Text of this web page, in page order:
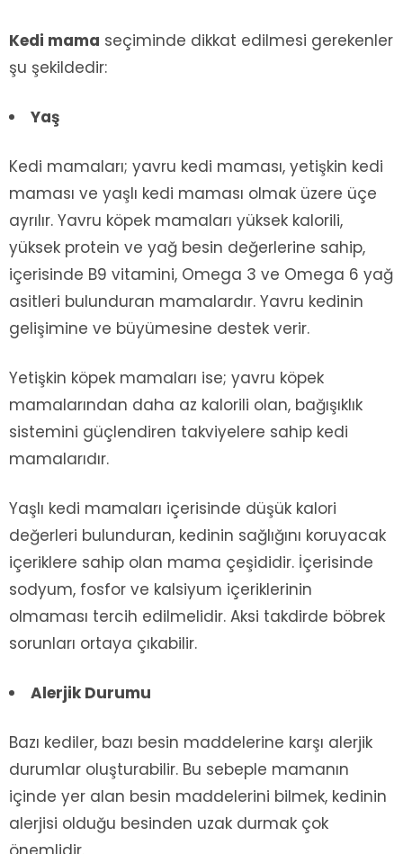
Kedi mama seçiminde dikkat edilmesi gerekenler
şu şekildedir:
Yaş
Kedi mamaları; yavru kedi maması, yetişkin kedi
maması ve yaşlı kedi maması olmak üzere üçe
ayrılır. Yavru köpek mamaları yüksek kalorili,
yüksek protein ve yağ besin değerlerine sahip,
içerisinde B9 vitamini, Omega 3 ve Omega 6 yağ
asitleri bulunduran mamalardır. Yavru kedinin
gelişimine ve büyümesine destek verir.
Yetişkin köpek mamaları ise; yavru köpek
mamalarından daha az kalorili olan, bağışıklık
sistemini güçlendiren takviyelere sahip kedi
mamalarıdır.
Yaşlı kedi mamaları içerisinde düşük kalori
değerleri bulunduran, kedinin sağlığını koruyacak
içeriklere sahip olan mama çeşididir. İçerisinde
sodyum, fosfor ve kalsiyum içeriklerinin
olmaması tercih edilmelidir. Aksi takdirde böbrek
sorunları ortaya çıkabilir.
Alerjik Durumu
Bazı kediler, bazı besin maddelerine karşı alerjik
durumlar oluşturabilir. Bu sebeple mamanın
içinde yer alan besin maddelerini bilmek, kedinin
alerjisi olduğu besinden uzak durmak çok